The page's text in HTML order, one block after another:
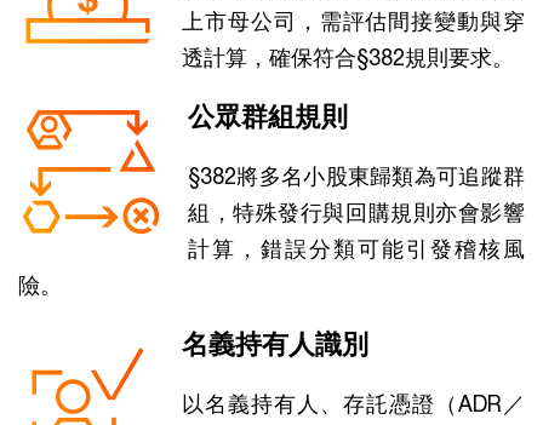
上市母公司，需評估間接變動與穿
透計算，確保符合§382規則要求。
公眾群組規則
§382將多名小股東歸類為可追蹤群
組，特殊發行與回購規則亦會影響
計算，錯誤分類可能引發稽核風
險。
名義持有人識別
以名義持有人、存託憑證（ADR／